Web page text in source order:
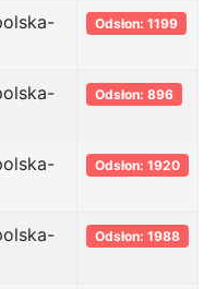
Odsłon: 1199
Odsłon: 896
Odsłon: 1920
Odsłon: 1988